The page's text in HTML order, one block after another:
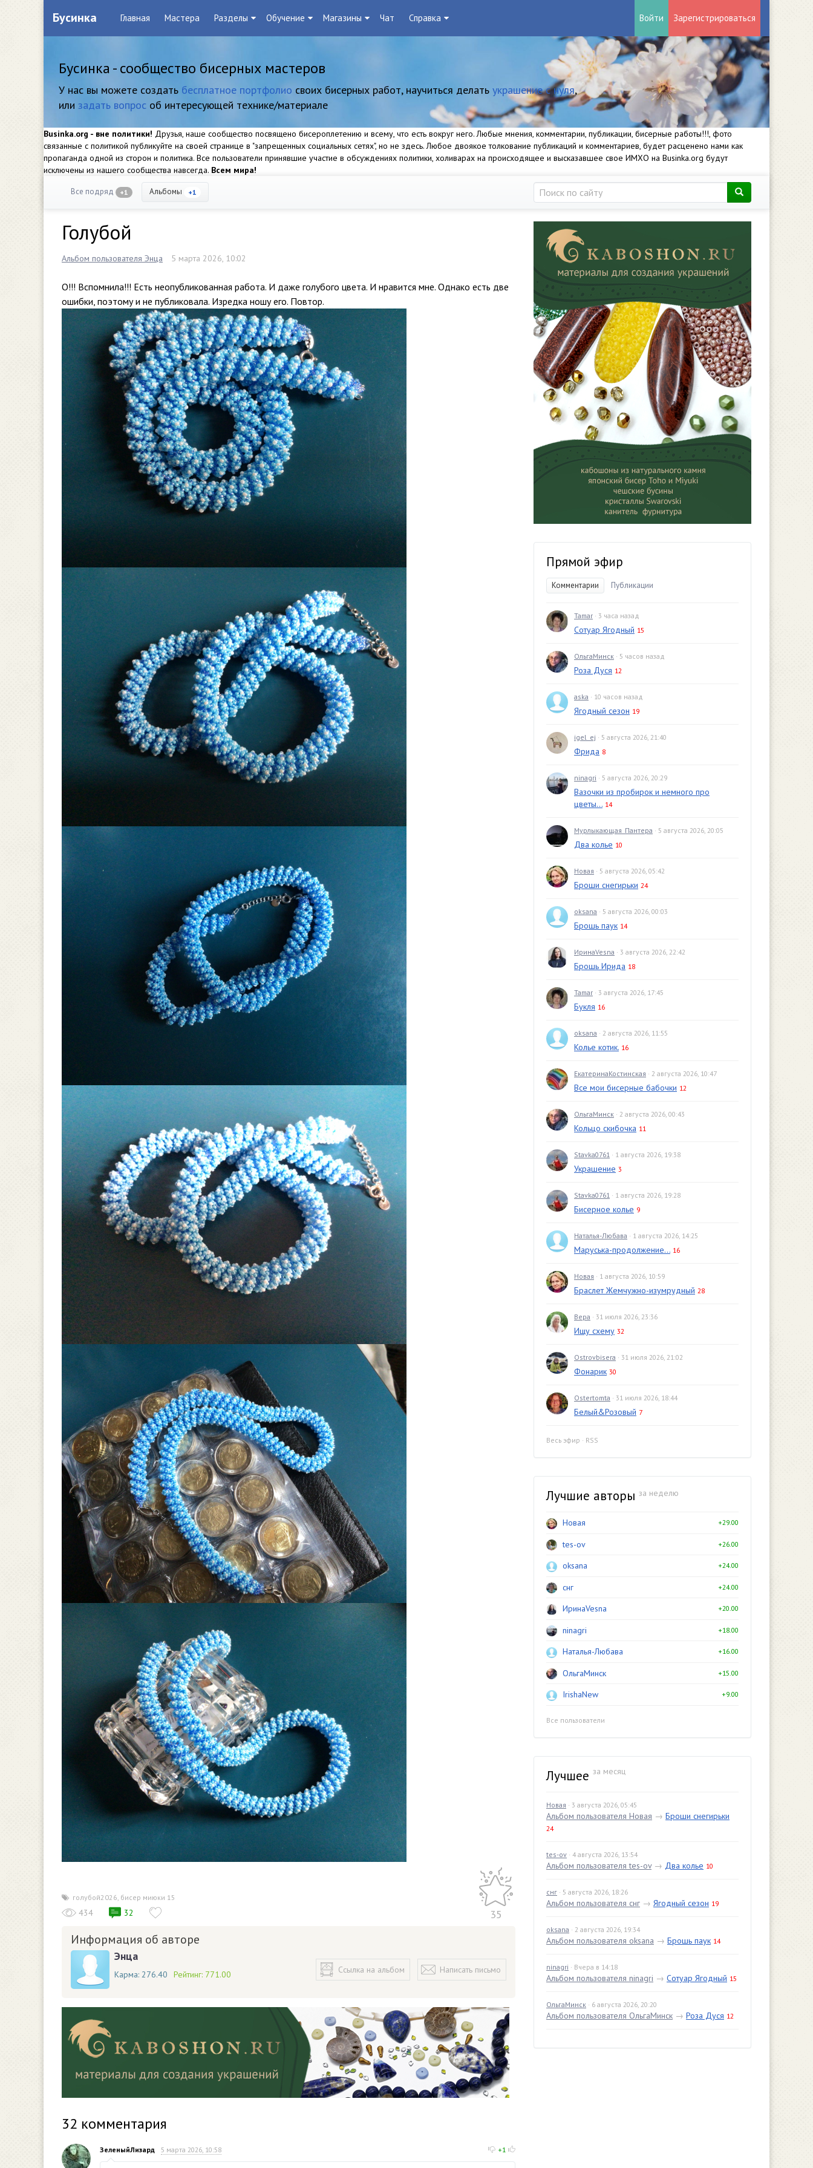
Бусинка Главная Мастера Разделы Обучение Магазины Чат Справка Войти Зарегистрироваться
Бусинка - сообщество бисерных мастеров
У нас вы можете создать бесплатное портфолио своих бисерных работ, научиться делать украшение с нуля,
или задать вопрос об интересующей технике/материале
Businka.org - вне политики! Друзья, наше сообщество посвящено бисероплетению и всему, что есть вокруг него. Любые мнения, комментарии, публикации, бисерные работы!!!, фото
связанные с политикой публикуйте на своей странице в "запрещенных социальных сетях", но не здесь. Любое двоякое толкование публикаций и комментариев, будет расценено нами как
пропаганда одной из сторон и политика. Все пользователи принявшие участие в обсуждениях политики, холиварах на происходящее и высказавшее свое ИМХО на Businka.org будут
исключены из нашего сообщества навсегда. Всем мира!
Все подряд +1 Альбомы +1
Голубой
Альбом пользователя Энца 5 марта 2026, 10:02
О!!! Вспомнила!!! Есть неопубликованная работа. И даже голубого цвета. И нравится мне. Однако есть две
ошибки, поэтому и не публиковала. Изредка ношу его. Повтор.
голубой2026, бисер миюки 15
35
434 32
Информация об авторе
Энца
Карма: 276.40 Рейтинг: 771.00 Ссылка на альбом Написать письмо
32 комментария
ЗеленыйЛизард 5 марта 2026, 10:58 +1
Прямой эфир
Комментарии Публикации
Tamar · 3 часа назад
Сотуар Ягодный 15
ОльгаМинск · 5 часов назад
Роза Дуся 12
aska · 10 часов назад
Ягодный сезон 19
igel_ej · 5 августа 2026, 21:40
Фрида 8
ninagri · 5 августа 2026, 20:29
Вазочки из пробирок и немного про
цветы... 14
Мурлыкающая_Пантера · 5 августа 2026, 20:05
Два колье 10
Новая · 5 августа 2026, 05:42
Броши снегирьки 24
oksana · 5 августа 2026, 00:03
Брошь паук 14
ИринаVesna · 3 августа 2026, 22:42
Брошь Ирида 18
Tamar · 3 августа 2026, 17:45
Букля 16
oksana · 2 августа 2026, 11:55
Колье котик. 16
ЕкатеринаКостинская · 2 августа 2026, 10:47
Все мои бисерные бабочки 12
ОльгаМинск · 2 августа 2026, 00:43
Кольцо скибочка 11
Stavka0761 · 1 августа 2026, 19:38
Украшение 3
Stavka0761 · 1 августа 2026, 19:28
Бисерное колье 9
Наталья-Любава · 1 августа 2026, 14:25
Маруська-продолжение... 16
Новая · 1 августа 2026, 10:59
Браслет Жемчужно-изумрудный 28
Вера · 31 июля 2026, 23:36
Ищу схему 32
Ostrovbisera · 31 июля 2026, 21:02
Фонарик 30
Ostertomta · 31 июля 2026, 18:44
Белый&Розовый 7
Весь эфир · RSS
Лучшие авторы за неделю
Новая +29.00
tes-ov +26.00
oksana +24.00
снг +24.00
ИринаVesna +20.00
ninagri +18.00
Наталья-Любава +16.00
ОльгаМинск +15.00
IrishaNew +9.00
Все пользователи
Лучшее за месяц
Новая · 3 августа 2026, 05:45
Альбом пользователя Новая → Броши снегирьки
24
tes-ov · 4 августа 2026, 13:54
Альбом пользователя tes-ov→ Два колье 10
снг · 5 августа 2026, 18:26
Альбом пользователя снг → Ягодный сезон 19
oksana · 2 августа 2026, 19:34
Альбом пользователя oksana → Брошь паук 14
ninagri · Вчера в 14:18
Альбом пользователя ninagri → Сотуар Ягодный 15
ОльгаМинск · 6 августа 2026, 20:20
Альбом пользователя ОльгаМинск → Роза Дуся 12